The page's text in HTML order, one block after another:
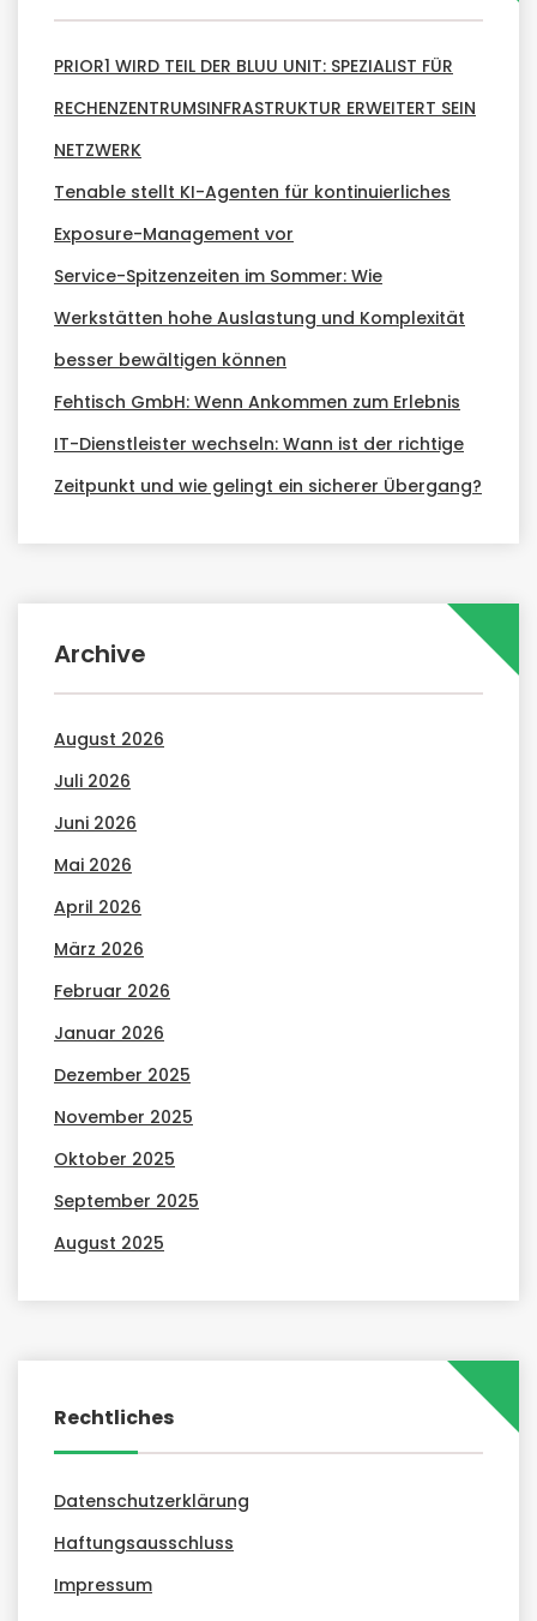
PRIOR1 WIRD TEIL DER BLUU UNIT: SPEZIALIST FÜR
RECHENZENTRUMSINFRASTRUKTUR ERWEITERT SEIN
NETZWERK
Tenable stellt KI-Agenten für kontinuierliches
Exposure-Management vor
Service-Spitzenzeiten im Sommer: Wie
Werkstätten hohe Auslastung und Komplexität
besser bewältigen können
Fehtisch GmbH: Wenn Ankommen zum Erlebnis
IT-Dienstleister wechseln: Wann ist der richtige
Zeitpunkt und wie gelingt ein sicherer Übergang?
Archive
August 2026
Juli 2026
Juni 2026
Mai 2026
April 2026
März 2026
Februar 2026
Januar 2026
Dezember 2025
November 2025
Oktober 2025
September 2025
August 2025
Rechtliches
Datenschutzerklärung
Haftungsausschluss
Impressum